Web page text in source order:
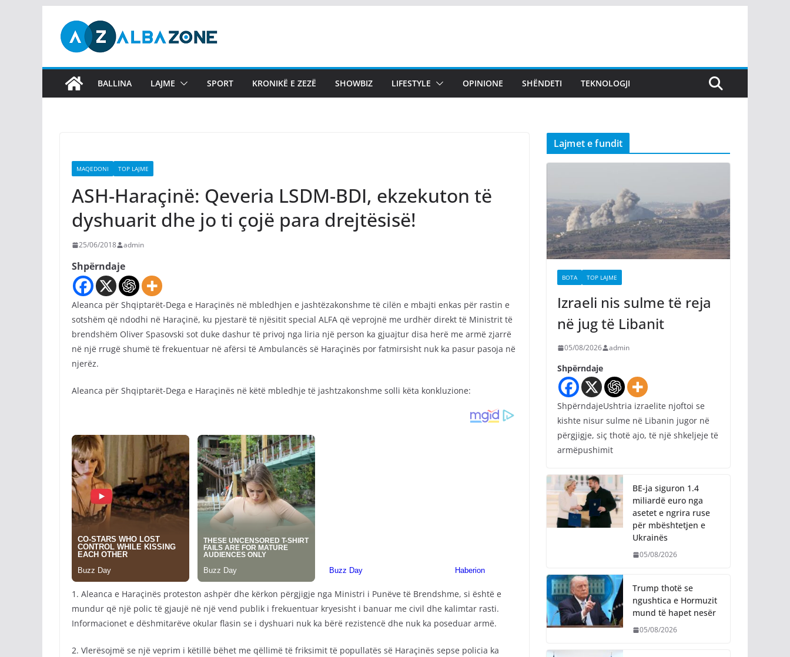
content
BALLINA LAJME SPORT KRONIKË E ZEZË SHOWBIZ LIFESTYLE OPINIONE SHËNDETI TEKNOLOGJI
MAQEDONI TOP LAJME
ASH-Haraçinë: Qeveria LSDM-BDI, ekzekuton të
dyshuarit dhe jo ti çojë para drejtësisë!
25/06/2018 admin
Shpërndaje
Aleanca për Shqiptarët-Dega e Haraçinës në mbledhjen e jashtëzakonshme të cilën e mbajti enkas për rastin e
sotshëm që ndodhi në Haraçinë, ku pjestarë të njësitit special ALFA që veprojnë me urdhër direkt të Ministrit të
brendshëm Oliver Spasovski sot duke dashur të privoj nga liria një person ka gjuajtur disa herë me armë zjarrë
në një rrugë shumë të frekuentuar në afërsi të Ambulancës së Haraçinës por fatmirsisht nuk ka pasur pasoja në
njerëz.
Aleanca për Shqiptarët-Dega e Haraçinës në këtë mbledhje të jashtzakonshme solli këta konkluzione:
1. Aleanca e Haraçinës proteston ashpër dhe kërkon përgjigje nga Ministri i Punëve të Brendshme, si është e
mundur që një polic të gjaujë në një vend publik i frekuentuar kryesisht i banuar me civil dhe kalimtar rasti.
Informacionet e dëshmitarëve okular flasin se i dyshuari nuk ka bërë rezistencë dhe nuk ka poseduar armë.
2. Vlerësojmë se një veprim i këtillë bëhet me qëllimë të friksimit të popullatës së Haraçinës sepse policia ka
Lajmet e fundit
BOTA TOP LAJME
Izraeli nis sulme të reja
në jug të Libanit
05/08/2026 admin
Shpërndaje
ShpërndajeUshtria izraelite njoftoi se
kishte nisur sulme në Libanin jugor në
përgjigje, siç thotë ajo, të një shkeljeje të
armëpushimit
BE-ja siguron 1.4
miliardë euro nga
asetet e ngrira ruse
për mbështetjen e
Ukrainës
05/08/2026
Trump thotë se
ngushtica e Hormuzit
mund të hapet nesër
05/08/2026